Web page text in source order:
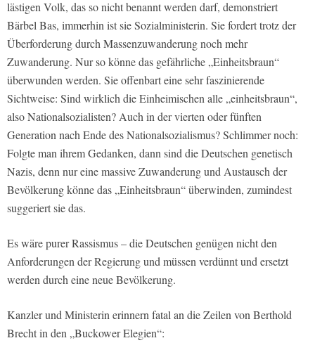
lästigen Volk, das so nicht benannt werden darf, demonstriert
Bärbel Bas, immerhin ist sie Sozialministerin. Sie fordert trotz der
Überforderung durch Massenzuwanderung noch mehr
Zuwanderung. Nur so könne das gefährliche „Einheitsbraun“
überwunden werden. Sie offenbart eine sehr faszinierende
Sichtweise: Sind wirklich die Einheimischen alle „einheitsbraun“,
also Nationalsozialisten? Auch in der vierten oder fünften
Generation nach Ende des Nationalsozialismus? Schlimmer noch:
Folgte man ihrem Gedanken, dann sind die Deutschen genetisch
Nazis, denn nur eine massive Zuwanderung und Austausch der
Bevölkerung könne das „Einheitsbraun“ überwinden, zumindest
suggeriert sie das.
Es wäre purer Rassismus – die Deutschen genügen nicht den
Anforderungen der Regierung und müssen verdünnt und ersetzt
werden durch eine neue Bevölkerung.
Kanzler und Ministerin erinnern fatal an die Zeilen von Berthold
Brecht in den „Buckower Elegien“: